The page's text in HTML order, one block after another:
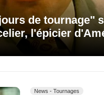
de tournage"
l'épicier
News - Tournages